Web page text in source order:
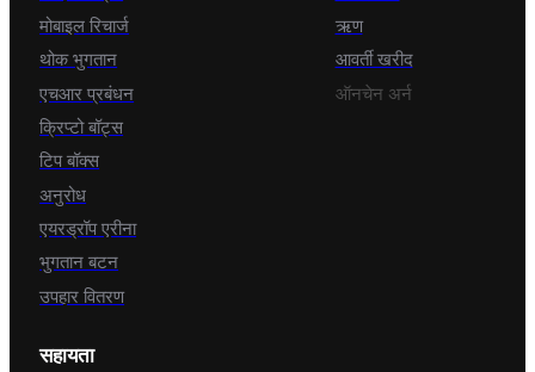
मोबाइल रिचार्ज
थोक भुगतान
एचआर प्रबंधन
क्रिप्टो बॉट्स
टिप बॉक्स
अनुरोध
एयरड्रॉप एरीना
भुगतान बटन
उपहार वितरण
ऋण
आवर्ती खरीद
ऑनचेन अर्न
सहायता